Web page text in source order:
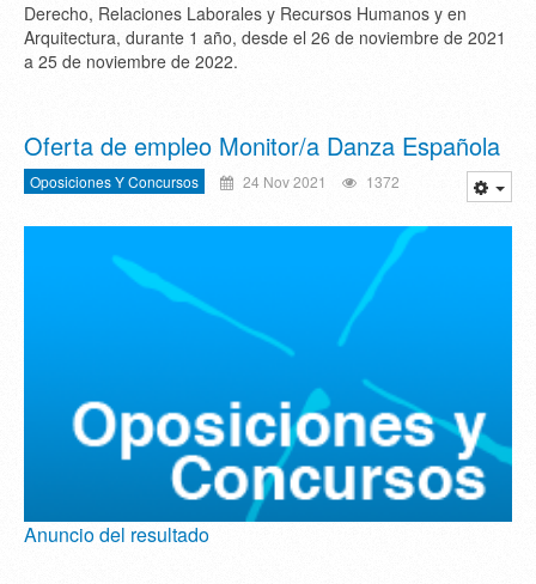
Derecho, Relaciones Laborales y Recursos Humanos y en
Arquitectura, durante 1 año, desde el 26 de noviembre de 2021
a 25 de noviembre de 2022.
Oferta de empleo Monitor/a Danza Española
Oposiciones Y Concursos 24 Nov 2021 1372
Anuncio del resultado